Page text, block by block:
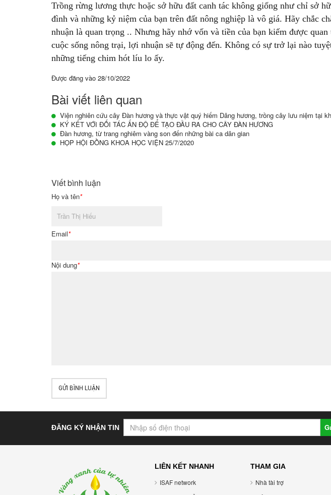
Trồng rừng lương thực hoặc sở hữu đất canh tác không giống như chỉ sở
đình và những kỷ niệm của bạn trên đất nông nghiệp là vô giá. Hãy chắc
nhuận là quan trọng .. Nhưng hãy nhớ vốn và tiền của bạn kiếm được
cuộc sống nông trại, lợi nhuận sẽ tự động đến. Không có sự trở lại nào
những tiếng chim hót líu lo ấy.
Được đăng vào 28/10/2022
Bài viết liên quan
Viện nghiên cứu cây Đàn hương và thực vật quý hiếm Dâng hương, trồng cây lưu niệm tại
KÝ KẾT VỚI ĐỐI TÁC ẤN ĐỘ ĐỂ TẠO ĐẦU RA CHO CÂY ĐÀN HƯƠNG
Đàn hương, từ trang nghiêm vàng son đến những bài ca dân gian
HỌP HỘI ĐỒNG KHOA HỌC VIỆN 25/7/2020
Viết bình luận
Họ và tên*
Email*
Nội dung*
GỬI BÌNH LUẬN
ĐĂNG KÝ NHẬN TIN
LIÊN KẾT NHANH
ISAF network
THAM GIA
Nhà tài trợ